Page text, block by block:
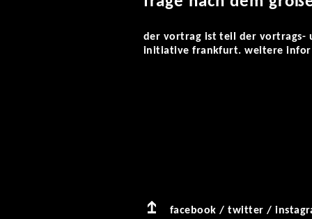
der vortrag ist teil der vortrags-
initiative frankfurt. weitere
facebook /twitter /